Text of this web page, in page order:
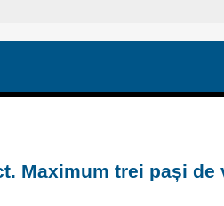
Maximum trei pași de